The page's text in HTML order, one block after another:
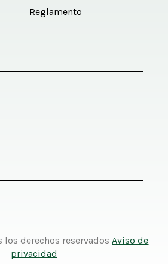
Reglamento
los derechos reservadosAviso de
privacidad